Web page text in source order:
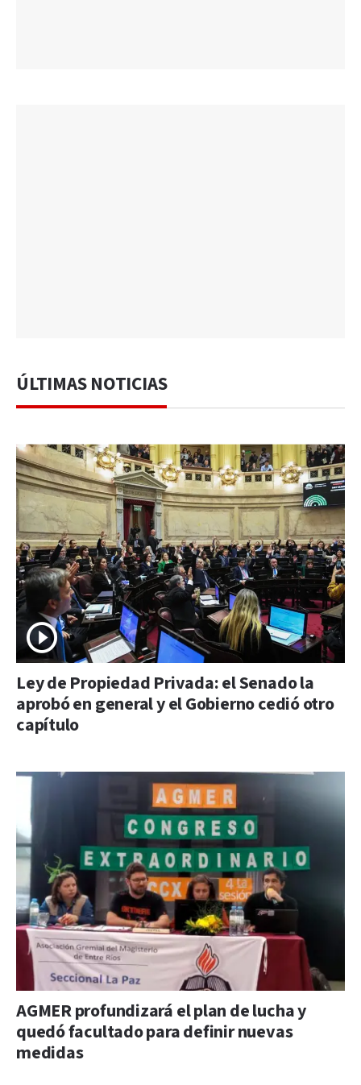
ÚLTIMAS NOTICIAS
Ley de Propiedad Privada: el Senado la
aprobó en general y el Gobierno cedió otro
capítulo
AGMER profundizará el plan de lucha y
quedó facultado para definir nuevas
medidas